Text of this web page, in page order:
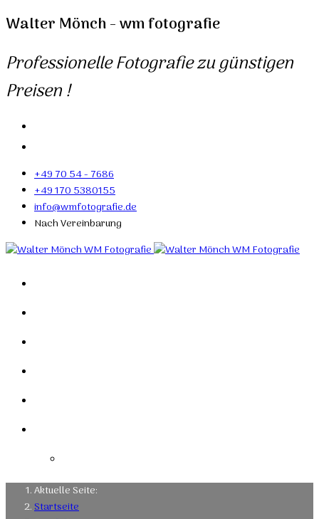
Walter Mönch - wm fotografie
Professionelle Fotografie zu günstigen
Preisen !
+49 70 54 - 7686
+49 170 5380155
info@wmfotografie.de
Nach Vereinbarung
Aktuelle Seite:
Startseite